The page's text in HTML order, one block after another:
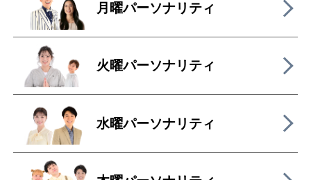
月曜パーソナリティ
火曜パーソナリティ
水曜パーソナリティ